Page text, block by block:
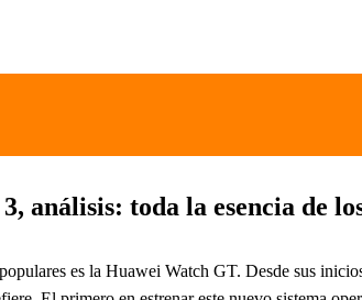
análisis: toda la esencia de
es la Huawei Watch GT. Desde sus